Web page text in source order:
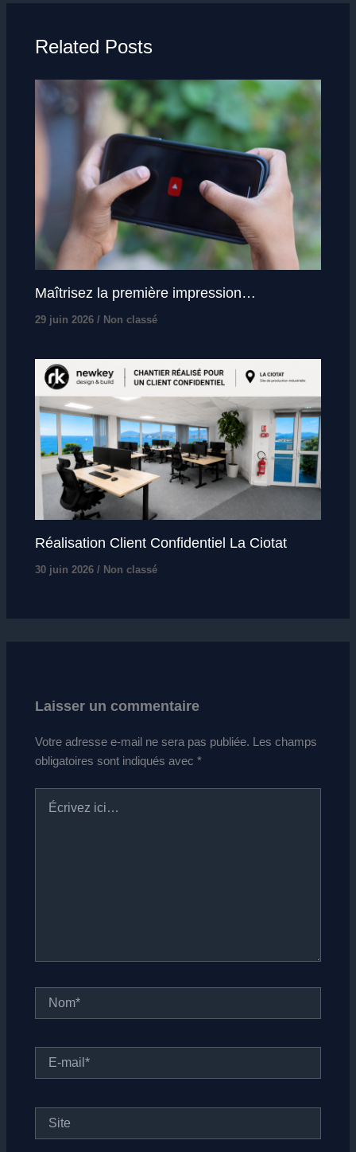
Related Posts
Maîtrisez la première impression…
29 juin 2026/ Non classé
Réalisation Client Confidentiel La Ciotat
30 juin 2026/ Non classé
Laisser un commentaire
Votre adresse e-mail ne sera pas publiée.
Les champs
obligatoires sont indiqués avec*
ici…
mail*